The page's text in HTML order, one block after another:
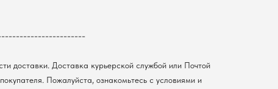
доставки. Доставка курьерской службой или Почтой
Пожалуйста, ознакомьтесь с условиями и